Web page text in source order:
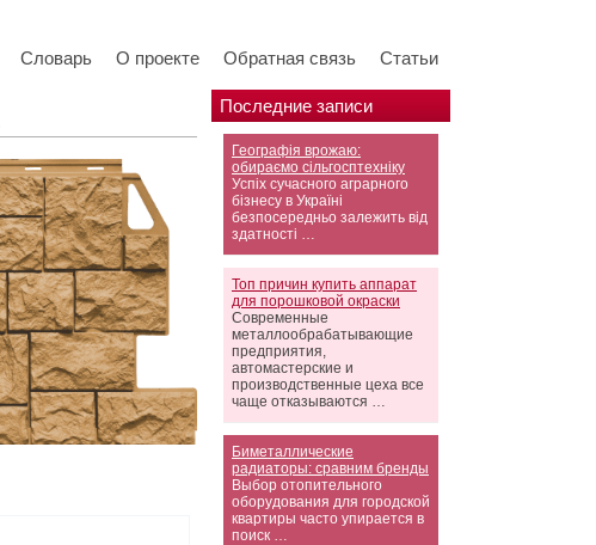
Словарь О проекте Обратная связь Статьи
Последние записи
Географія врожаю:
обираємо сільгосптехніку
Успіх сучасного аграрного
бізнесу в Україні
безпосередньо залежить від
здатності …
Топ причин купить аппарат
для порошковой окраски
Современные
металлообрабатывающие
предприятия,
автомастерские и
производственные цеха все
чаще отказываются …
Биметаллические
радиаторы: сравним бренды
Выбор отопительного
оборудования для городской
квартиры часто упирается в
поиск …